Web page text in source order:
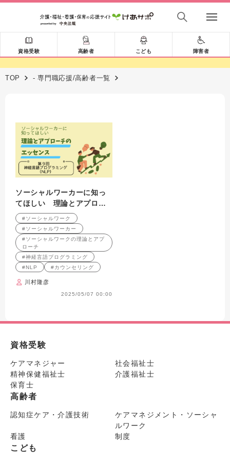
資格受験 高齢者 こども 障害者
TOP - 専門職応援/高齢者一覧
ソーシャルワーカーに知っ
てほしい 理論とアプロー
チのエッセンス 第9回 神
経言語プログラミング
（NLP）
#ソーシャルワーク
#ソーシャルワーカー
#ソーシャルワークの理論とアプ
ローチ
#神経言語プログラミング
#NLP
#カウンセリング
川村隆彦
2025/05/07 00:00
資格受験
ケアマネジャー
社会福祉士
精神保健福祉士
介護福祉士
保育士
高齢者
認知症ケア・介護技術
ケアマネジメント・ソーシャ
ルワーク
看護
制度
こども